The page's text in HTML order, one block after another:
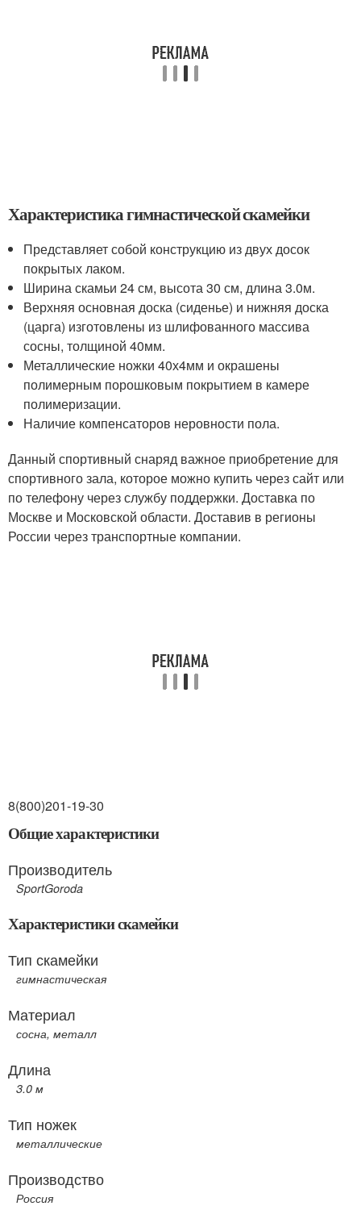
Характеристика гимнастической скамейки
Представляет собой конструкцию из двух досок
покрытых лаком.
Ширина скамьи 24 см, высота 30 см, длина 3.0м.
Верхняя основная доска (сиденье) и нижняя доска
(царга) изготовлены из шлифованного массива
сосны, толщиной 40мм.
Металлические ножки 40х4мм и окрашены
полимерным порошковым покрытием в камере
полимеризации.
Наличие компенсаторов неровности пола.
Данный спортивный снаряд важное приобретение для
спортивного зала, которое можно купить через сайт или
по телефону через службу поддержки. Доставка по
Москве и Московской области. Доставив в регионы
России через транспортные компании.
8(800)201-19-30
Общие характеристики
Производитель
SportGoroda
Характеристики скамейки
Тип скамейки
гимнастическая
Материал
сосна, металл
Длина
3.0 м
Тип ножек
металлические
Производство
Россия